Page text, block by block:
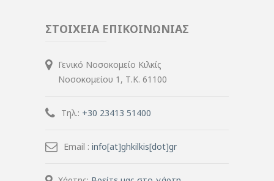
ΣΤΟΙΧΕΙΑ ΕΠΙΚΟΙΝΩΝΙΑΣ
Γενικό Νοσοκομείο Κιλκίς
Νοσοκομείου 1, Τ.Κ. 61100
Τηλ.: +30 23413 51400
Email : info[at]ghkilkis[dot]gr